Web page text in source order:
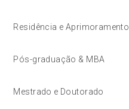
Residência e Aprimoramento
Pós-graduação & MBA
Mestrado e Doutorado